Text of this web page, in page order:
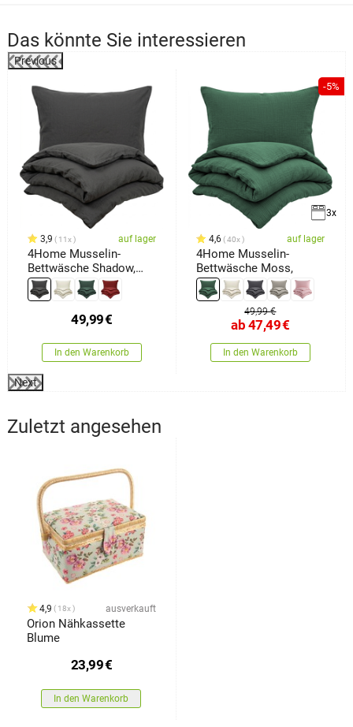
Das könnte Sie interessieren
Previous
3,9 11x auf lager
4Home Musselin-
Bettwäsche Shadow,
140 x 200 cm, 70 x 90
cm
49,99€
In den Warenkorb
-5%
3x
4,6 40x auf lager
4Home Musselin-
Bettwäsche Moss,
49,99 €
ab 47,49€
In den Warenkorb
Next
Zuletzt angesehen
4,9 18x ausverkauft
Orion Nähkassette
Blume
23,99€
In den Warenkorb